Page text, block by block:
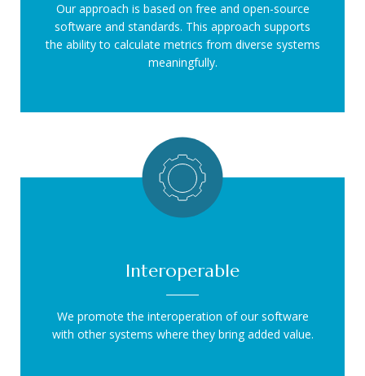
Our approach is based on free and open-source
software and standards. This approach supports
the ability to calculate metrics from diverse systems
meaningfully.
Interoperable
We promote the interoperation of our software
with other systems where they bring added value.